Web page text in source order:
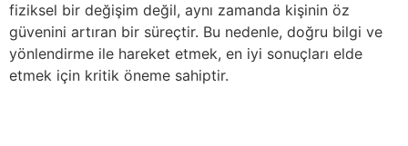
fiziksel bir değişim değil, aynı zamanda kişinin öz
güvenini artıran bir süreçtir. Bu nedenle, doğru bilgi ve
yönlendirme ile hareket etmek, en iyi sonuçları elde
etmek için kritik öneme sahiptir.